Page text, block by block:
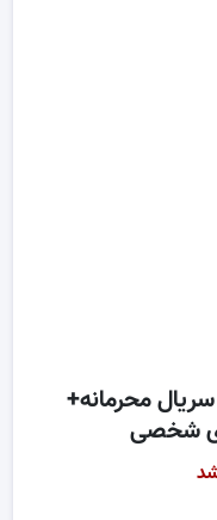
سریال محرمانه+
شخصی